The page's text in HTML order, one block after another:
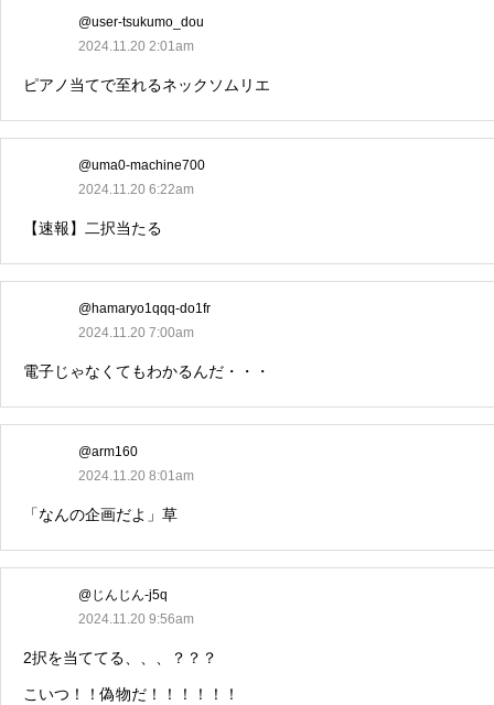
@user-tsukumo_dou
2024.11.20 2:01am
ピアノ当てで至れるネックソムリエ
@uma0-machine700
2024.11.20 6:22am
【速報】二択当たる
@hamaryo1qqq-do1fr
2024.11.20 7:00am
電子じゃなくてもわかるんだ・・・
@arm160
2024.11.20 8:01am
「なんの企画だよ」草
@じんじん-j5q
2024.11.20 9:56am
2択を当ててる、、、？？？
こいつ！！偽物だ！！！！！！